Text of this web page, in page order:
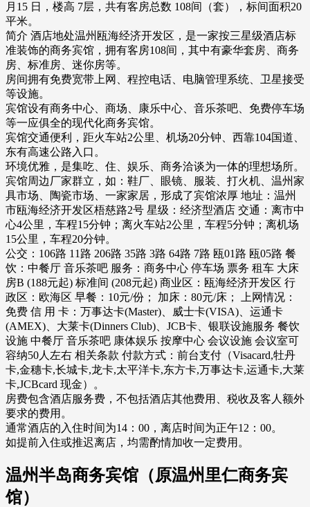
月15 日，楼高 7层，共有客房总数 108间（套），标间面积20
平米。
简介 酒店地处温州瓯海经济开发区，是一家按三星级酒店标
准装饰的商务宾馆，拥有客房108间，其中有豪华套房、商务
房、标准房、迷你房等。
房间拥有免费宽带上网、程控电话、电脑管理系统、卫星接受
等设施。
宾馆设有商务中心、商场、康乐中心、音乐茶吧、免费停车场
等一应俱全的现代化商务宾馆。
宾馆交通便利，距火车站2公里、机场20分钟、西靠104国道、
东有高速公路入口。
环境优雅，是集吃、住、娱乐、商务洽谈为一体的理想场所。
宾馆周边厂家群立，如：鞋厂、眼镜、服装、打火机、温州家
具市场、陶瓷市场、一家家居，形成了宾馆浓厚 地址：温州
市瓯海经济开发区梧慈路2号 星级：经济型酒店 交通：离市中
心4公里，车程15分钟；离火车站2公里，车程5分钟；离机场
15公里，车程20分钟。
公交：106路 11路 206路 35路 3路 64路 7路 瓯01路 瓯05路 餐
饮：中餐厅 音乐茶吧 服务：商务中心 停车场 票务 租车 大床
房B (188元起) 标准间 (208元起) 商业区：瓯海经济开发区 行
政区：欧海区 早餐：10元/份； 加床：80元/床； 上网情况：
免费 信 用 卡：万事达卡(Master)、威士卡(VISA)、运通卡
(AMEX)、大莱卡(Dinners Club)、JCB卡、银联设施服务 餐饮
设施 中餐厅 音乐茶吧 康体娱乐 按摩中心 会议设施 会议室可
容纳50人左右 相关条款 付款方式：前台支付（Visacard,牡丹
卡,金穗卡,长城卡,龙卡,太平洋卡,东方卡,万事达卡,运通卡,大莱
卡,JCBcard 现金）。
房费包含酒店服务费，不包括酒店其他费用、税收及客人额外
要求的费用。
通常酒店的入住时间为14：00，离店时间为正午12：00。
如提前入住或推迟离店，均需酌情加收一定费用。
温州半岛商务宾馆（原温州里仁商务宾
馆）